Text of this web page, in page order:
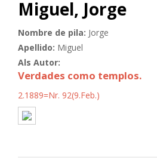
Miguel, Jorge
Nombre de pila: Jorge
Apellido: Miguel
Als Autor:
Verdades como templos.
2.1889=Nr. 92(9.Feb.)